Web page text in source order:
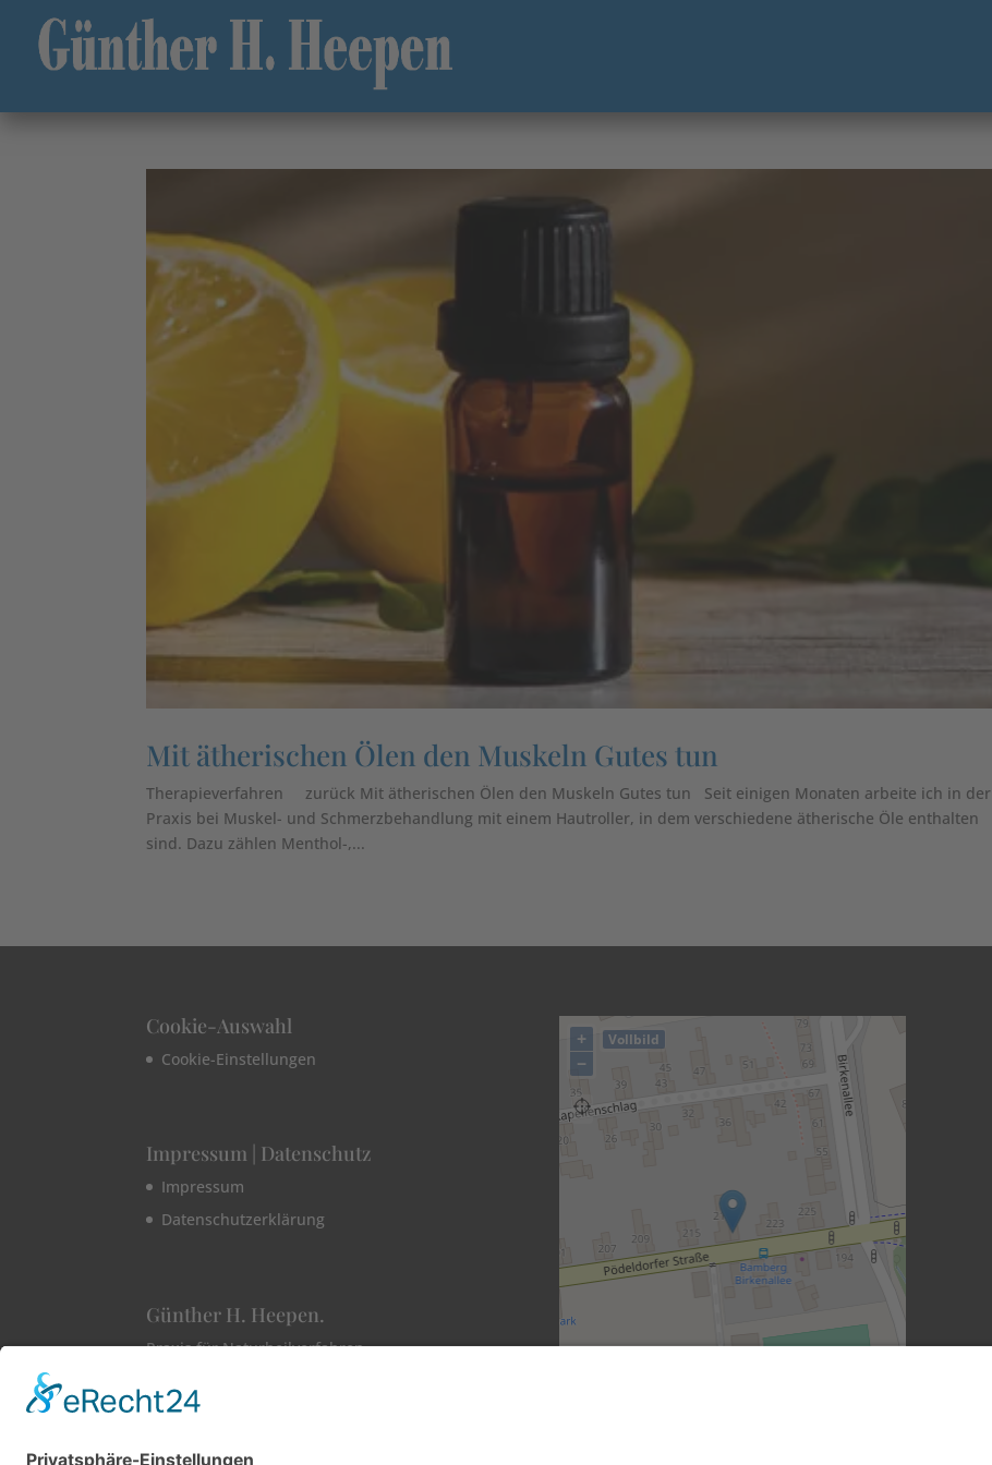
Mit ätherischen Ölen den Muskeln Gutes tun
Therapieverfahren zurück Mit ätherischen Ölen den Muskeln Gutes tun Seit einigen Monaten arbeite ich in der
Praxis bei Muskel- und Schmerzbehandlung mit einem Hautroller, in dem verschiedene ätherische Öle enthalten
sind. Dazu zählen Menthol-,...
Cookie-Auswahl
Cookie-Einstellungen
Impressum | Datenschutz
Impressum
Datenschutzerklärung
Günther H. Heepen.
Praxis für Naturheilverfahren
Pödeldorfer Str. 219
96050 Bamberg
+
−
Vollbild